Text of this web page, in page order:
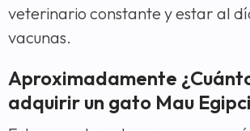
veterinario constante y estar al
vacunas.
Aproximadamente
adquirir un gato Mau